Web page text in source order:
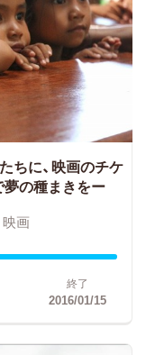
ちに、映画のチケ
の種まきをー
映画
終了
2016/01/15